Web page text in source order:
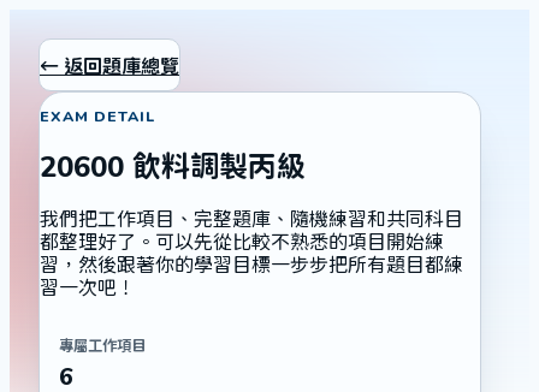
← 返回題庫總覽
EXAM DETAIL
20600 飲料調製丙級
我們把工作項目、完整題庫、隨機練習和共同科目
都整理好了。可以先從比較不熟悉的項目開始練
習，然後跟著你的學習目標一步步把所有題目都練
習一次吧！
專屬工作項目
6